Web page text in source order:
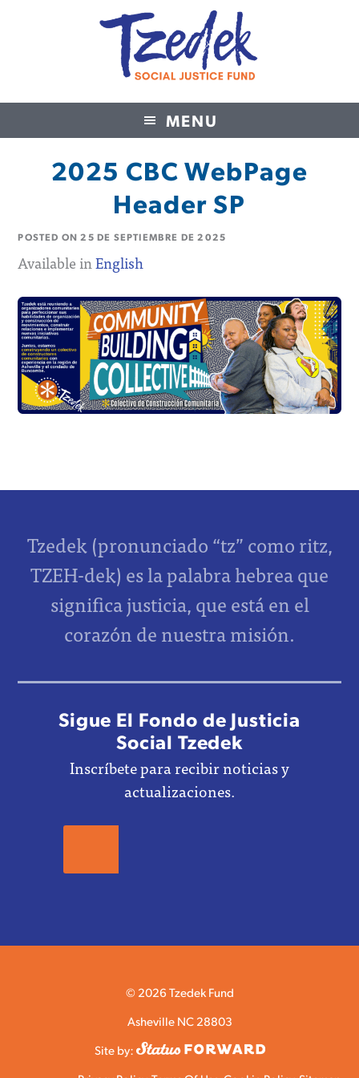
MENU
Tzedek Social Justice Fund
2025 CBC WebPage
Header SP
POSTED ON25 DE SEPTIEMBRE DE 2025
Available inEnglish
Tzedek (pronunciado “tz” como ritz,
TZEH-dek) es la palabra hebrea que
significa justicia, que está en el
corazón de nuestra misión.
Sigue El Fondo de Justicia
Social Tzedek
Inscríbete para recibir noticias y
actualizaciones.
© 2026 Tzedek Fund
Asheville NC 28803
Site by: